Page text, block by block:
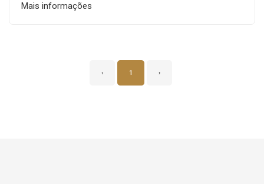
Mais informações
‹ 1 ›